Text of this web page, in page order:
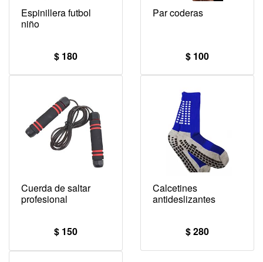
Espinillera futbol
niño
$ 180
Par coderas
$ 100
Cuerda de saltar
profesional
$ 150
Calcetines
antideslizantes
$ 280